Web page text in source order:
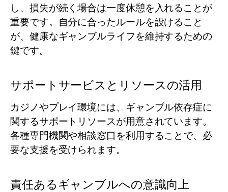
し、損失が続く場合は一度休憩を入れることが
重要です。自分に合ったルールを設けること
が、健康なギャンブルライフを維持するための
鍵です。
サポートサービスとリソースの活用
カジノやプレイ環境には、ギャンブル依存症に
関するサポートリソースが用意されています。
各種専門機関や相談窓口を利用することで、必
要な支援を受けられます。
責任あるギャンブルへの意識向上